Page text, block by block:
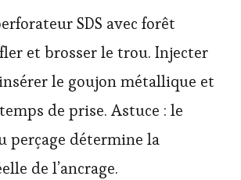
SDS avec forêt
et brosser le trou. Injecter
le goujon métallique et
de prise. Astuce : le
perçage détermine la
de l’ancrage.